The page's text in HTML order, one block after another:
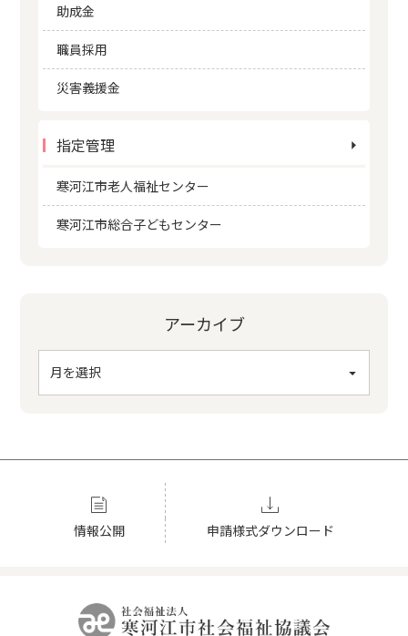
助成金
職員採用
災害義援金
指定管理
寒河江市老人福祉センター
寒河江市総合子どもセンター
アーカイブ
情報公開 申請様式ダウンロード